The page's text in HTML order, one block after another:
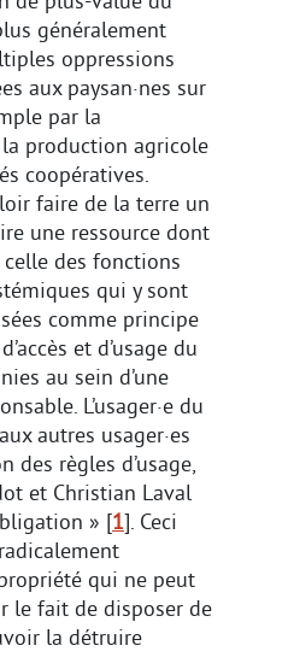
généralement
oppressions
aux paysan·nes sur
par la
production agricole
coopératives.
faire de la terre un
une ressource dont
des fonctions
qui y sont
comme principe
et d’usage du
au sein d’une
L’usager·e du
autres usager·es
des règles d’usage,
et Christian Laval
» [1]. Ceci
qui ne peut
le fait de disposer de
la détruire